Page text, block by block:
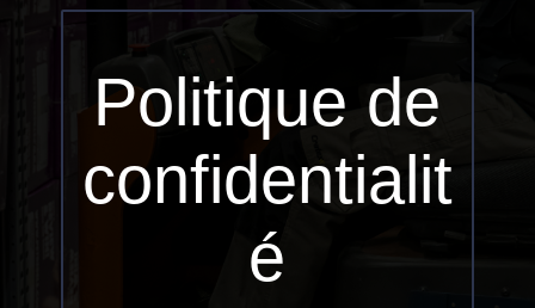
Politique de
confidentialit
é